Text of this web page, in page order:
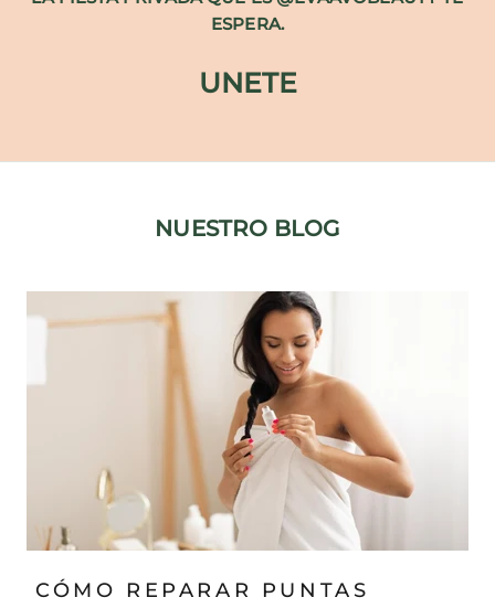
ESPERA.
UNETE
NUESTRO BLOG
CÓMO REPARAR PUNTAS